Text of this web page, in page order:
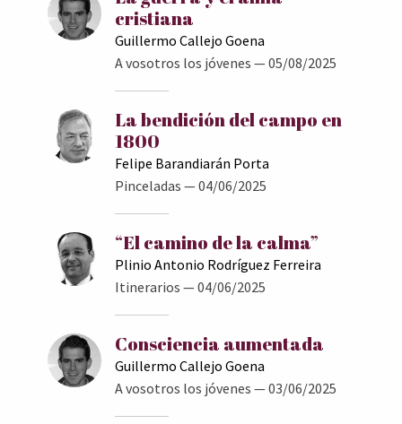
cristiana
Guillermo Callejo Goena
A vosotros los jóvenes — 05/08/2025
La bendición del campo en
1800
Felipe Barandiarán Porta
Pinceladas — 04/06/2025
“El camino de la calma”
Plinio Antonio Rodríguez Ferreira
Itinerarios — 04/06/2025
Consciencia aumentada
Guillermo Callejo Goena
A vosotros los jóvenes — 03/06/2025